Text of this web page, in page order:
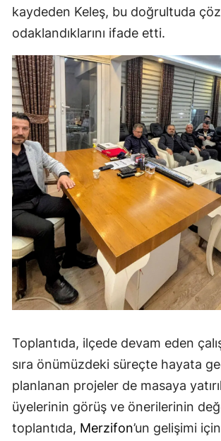
kaydeden Keleş, bu doğrultuda
odaklandıklarını ifade etti.
Toplantıda, ilçede devam eden
sıra önümüzdeki süreçte hayata
planlanan projeler de masaya
üyelerinin görüş ve önerilerinin
toplantıda, Merzifon’un gelişimi